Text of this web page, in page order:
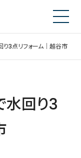
り3点リフォーム｜越谷市
水回り3